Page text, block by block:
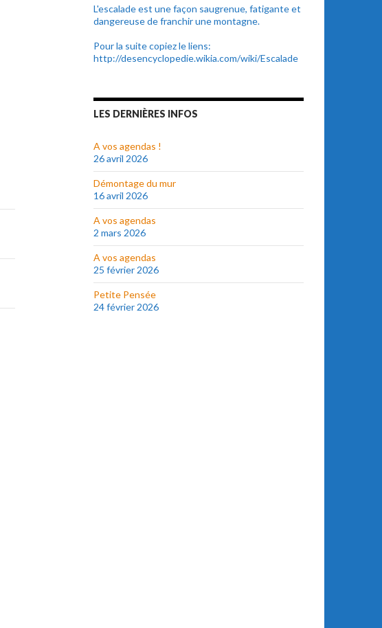
L'escalade est une façon saugrenue, fatigante et
dangereuse de franchir une montagne.
Pour la suite copiez le liens:
http://desencyclopedie.wikia.com/wiki/Escalade
LES DERNIÈRES INFOS
A vos agendas !
26 avril 2026
Démontage du mur
16 avril 2026
A vos agendas
2 mars 2026
A vos agendas
25 février 2026
Petite Pensée
24 février 2026